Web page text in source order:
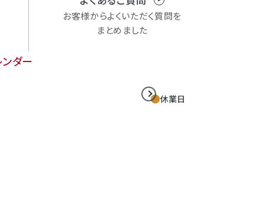
お客様からよくいただく質問を
まとめました
ダー
休業日